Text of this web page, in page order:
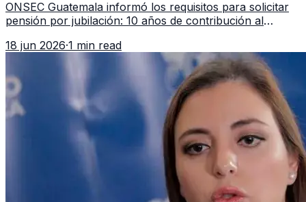
ONSEC Guatemala informó los requisitos para solicitar
pensión por jubilación: 10 años de contribución al
importar edad.
18 jun 2026·1 min read